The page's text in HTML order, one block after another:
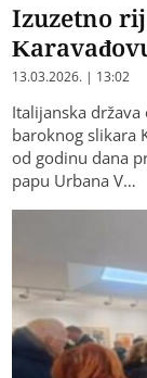
Izuzetno
13.03.2026. | 13:02
Italijanska
baroknog slikara
od godinu dana
papu Urbana V…